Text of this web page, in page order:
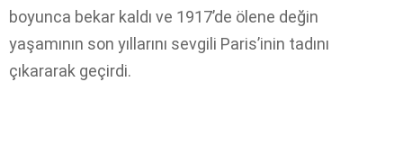
boyunca bekar kaldı ve 1917’de ölene değin
yaşamının son yıllarını sevgili Paris’inin tadını
çıkararak geçirdi.